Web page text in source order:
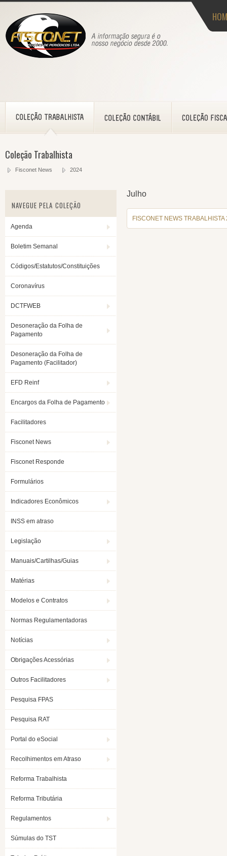
Coleção Trabalhista
Fisconet News 2024
NAVEGUE PELA COLEÇÃO
Agenda
Boletim Semanal
Códigos/Estatutos/Constituições
Coronavírus
DCTFWEB
Desoneração da Folha de
Pagamento
Desoneração da Folha de
Pagamento (Facilitador)
EFD Reinf
Encargos da Folha de Pagamento
Facilitadores
Fisconet News
Fisconet Responde
Formulários
Indicadores Econômicos
INSS em atraso
Legislação
Manuais/Cartilhas/Guias
Matérias
Modelos e Contratos
Normas Regulamentadoras
Notícias
Obrigações Acessórias
Outros Facilitadores
Pesquisa FPAS
Pesquisa RAT
Portal do eSocial
Recolhimentos em Atraso
Reforma Trabalhista
Reforma Tributária
Regulamentos
Súmulas do TST
Julho
FISCONET NEWS